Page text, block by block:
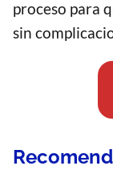
proceso para
sin